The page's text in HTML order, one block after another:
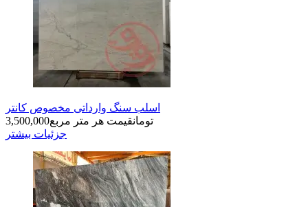
اسلب سنگ‌ وارداتی مخصوص کانتر
3,500,000
تومانقیمت هر متر مربع
جزئیات بیشتر